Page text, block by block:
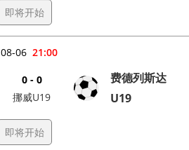
即将开始
21:00
08-06
0 - 0
挪威U19
费德列斯达
U19
即将开始